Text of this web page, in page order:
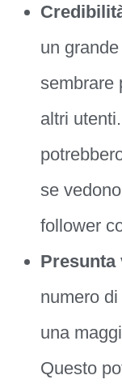
un
sembrare
altri
se
follower
numero
una
Questo